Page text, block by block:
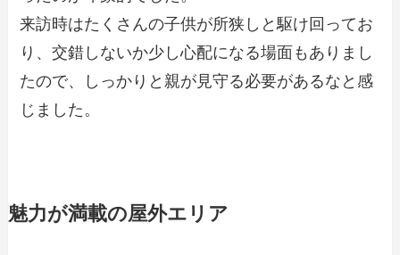
来訪時はたくさんの子供が所狭しと駆け回ってお
り、交錯しないか少し心配になる場面もありまし
たので、しっかりと親が見守る必要があるなと感
じました。
魅力が満載の屋外エリア